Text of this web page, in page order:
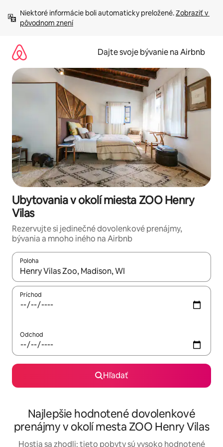
obsah.
Niektoré informácie boli automaticky preložené. Zobraziť v
pôvodnom znení
Dajte svoje bývanie na Airbnb
Ubytovania v okolí miesta ZOO Henry
Vilas
Rezervujte si jedinečné dovolenkové prenájmy,
bývania a mnoho iného na Airbnb
Poloha
Keď budú výsledky k dispozícii, môžete si ich prechádzať
Príchod
Odchod
Hľadať
Najlepšie hodnotené dovolenkové
prenájmy v okolí mesta ZOO Henry Vilas
Hostia sa zhodli: tieto pobyty sú vysoko hodnotené